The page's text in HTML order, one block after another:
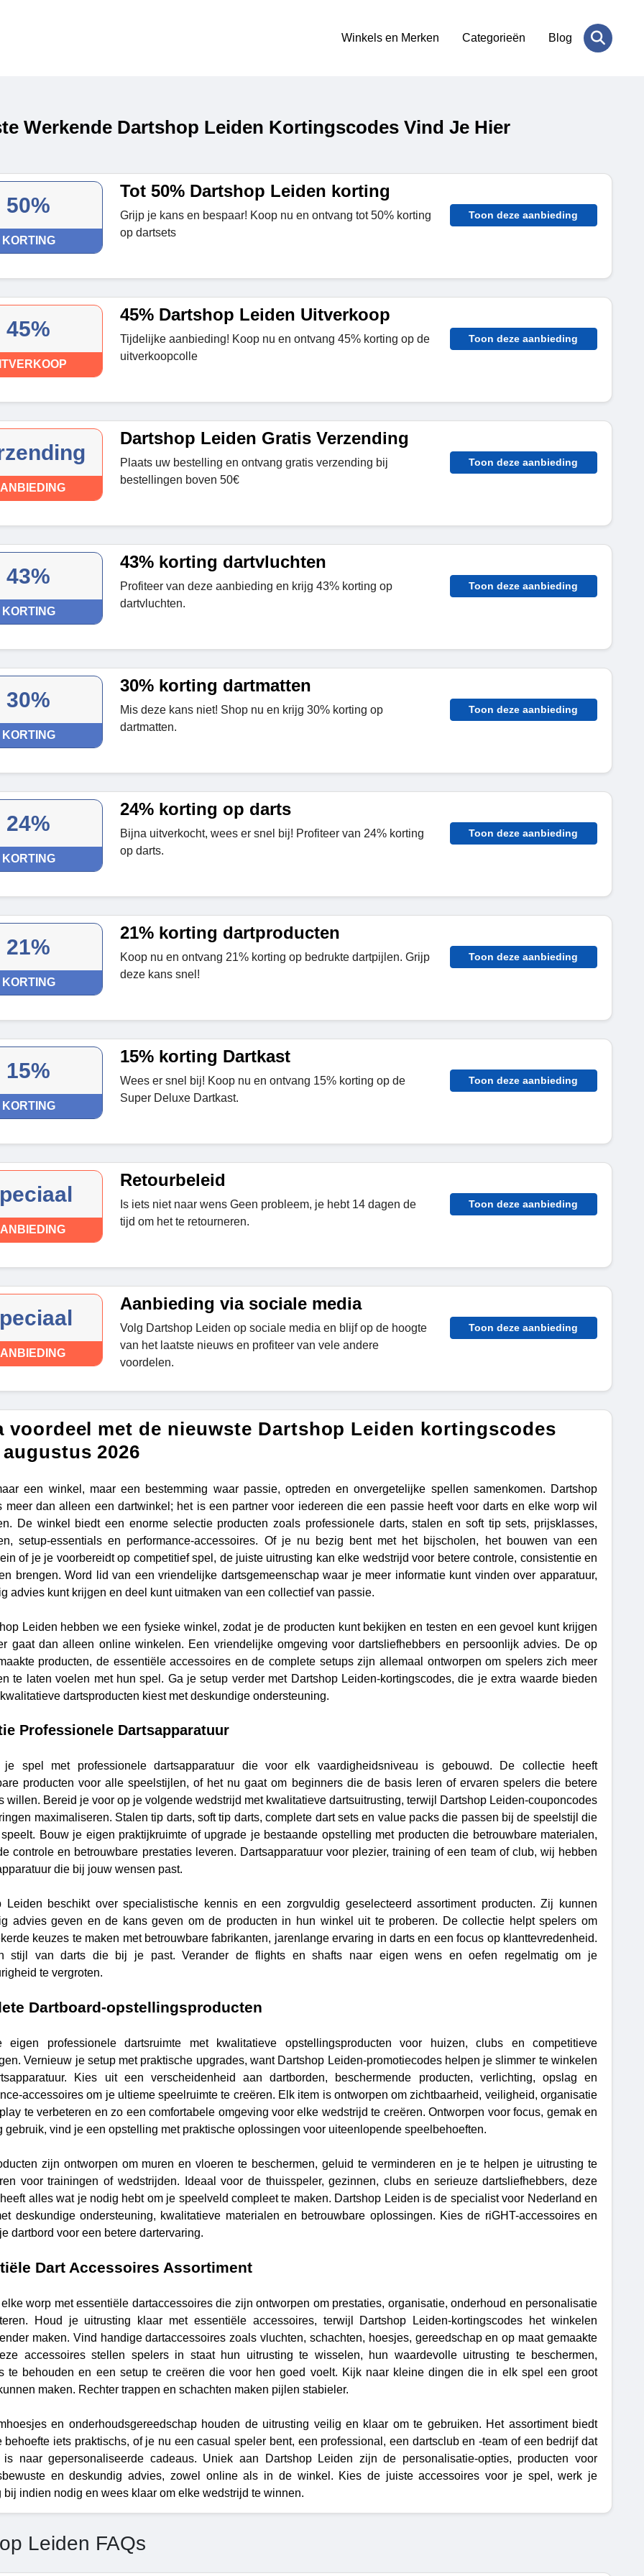
Winkels en Merken Categorieën Blog
Werkende Dartshop Leiden Kortingscodes Vind Je Hier
50%
KORTING
Tot 50% Dartshop Leiden korting
Grijp je kans en bespaar! Koop nu en ontvang tot 50% korting
op dartsets
Toon deze aanbieding
45%
45% Dartshop Leiden Uitverkoop
Tijdelijke aanbieding! Koop nu en ontvang 45% korting op de
uitverkoopcolle
Toon deze aanbieding
Dartshop Leiden Gratis Verzending
Plaats uw bestelling en ontvang gratis verzending bij
bestellingen boven 50€
Toon deze aanbieding
43%
KORTING
43% korting dartvluchten
Profiteer van deze aanbieding en krijg 43% korting op
dartvluchten.
Toon deze aanbieding
30%
KORTING
30% korting dartmatten
Mis deze kans niet! Shop nu en krijg 30% korting op
dartmatten.
Toon deze aanbieding
24%
KORTING
24% korting op darts
Bijna uitverkocht, wees er snel bij! Profiteer van 24% korting
op darts.
Toon deze aanbieding
21%
KORTING
21% korting dartproducten
Koop nu en ontvang 21% korting op bedrukte dartpijlen. Grijp
deze kans snel!
Toon deze aanbieding
15%
KORTING
15% korting Dartkast
Wees er snel bij! Koop nu en ontvang 15% korting op de
Super Deluxe Dartkast.
Toon deze aanbieding
Retourbeleid
Is iets niet naar wens Geen probleem, je hebt 14 dagen de
tijd om het te retourneren.
Toon deze aanbieding
Aanbieding via sociale media
Volg Dartshop Leiden op sociale media en blijf op de hoogte
van het laatste nieuws en profiteer van vele andere
voordelen.
Toon deze aanbieding
voordeel met de nieuwste Dartshop Leiden kortingscodes
2026
een winkel, maar een bestemming waar passie, optreden en onvergetelijke spellen samenkomen. Dartshop
meer dan alleen een dartwinkel; het is een partner voor iedereen die een passie heeft voor darts en elke worp wil
De winkel biedt een enorme selectie producten zoals professionele darts, stalen en soft tip sets, prijsklasses,
setup-essentials en performance-accessoires. Of je nu bezig bent met het bijscholen, het bouwen van een
of je je voorbereidt op competitief spel, de juiste uitrusting kan elke wedstrijd voor betere controle, consistentie en
brengen. Word lid van een vriendelijke dartsgemeenschap waar je meer informatie kunt vinden over apparatuur,
advies kunt krijgen en deel kunt uitmaken van een collectief van passie.
Leiden hebben we een fysieke winkel, zodat je de producten kunt bekijken en testen en een gevoel kunt krijgen
gaat dan alleen online winkelen. Een vriendelijke omgeving voor dartsliefhebbers en persoonlijk advies. De op
producten, de essentiële accessoires en de complete setups zijn allemaal ontworpen om spelers zich meer
te laten voelen met hun spel. Ga je setup verder met Dartshop Leiden-kortingscodes, die je extra waarde bieden
dartsproducten kiest met deskundige ondersteuning.
Professionele Dartsapparatuur
je spel met professionele dartsapparatuur die voor elk vaardigheidsniveau is gebouwd. De collectie heeft
producten voor alle speelstijlen, of het nu gaat om beginners die de basis leren of ervaren spelers die betere
willen. Bereid je voor op je volgende wedstrijd met kwalitatieve dartsuitrusting, terwijl Dartshop Leiden-couponcodes
maximaliseren. Stalen tip darts, soft tip darts, complete dart sets en value packs die passen bij de speelstijl die
Bouw je eigen praktijkruimte of upgrade je bestaande opstelling met producten die betrouwbare materialen,
controle en betrouwbare prestaties leveren. Dartsapparatuur voor plezier, training of een team of club, wij hebben
die bij jouw wensen past.
Leiden beschikt over specialistische kennis en een zorgvuldig geselecteerd assortiment producten. Zij kunnen
advies geven en de kans geven om de producten in hun winkel uit te proberen. De collectie helpt spelers om
keuzes te maken met betrouwbare fabrikanten, jarenlange ervaring in darts en een focus op klanttevredenheid.
stijl van darts die bij je past. Verander de flights en shafts naar eigen wens en oefen regelmatig om je
te vergroten.
Dartboard-opstellingsproducten
eigen professionele dartsruimte met kwalitatieve opstellingsproducten voor huizen, clubs en competitieve
Vernieuw je setup met praktische upgrades, want Dartshop Leiden-promotiecodes helpen je slimmer te winkelen
Kies uit een verscheidenheid aan dartborden, beschermende producten, verlichting, opslag en
accessoires om je ultieme speelruimte te creëren. Elk item is ontworpen om zichtbaarheid, veiligheid, organisatie
te verbeteren en zo een comfortabele omgeving voor elke wedstrijd te creëren. Ontworpen voor focus, gemak en
gebruik, vind je een opstelling met praktische oplossingen voor uiteenlopende speelbehoeften.
zijn ontworpen om muren en vloeren te beschermen, geluid te verminderen en je te helpen je uitrusting te
voor trainingen of wedstrijden. Ideaal voor de thuisspeler, gezinnen, clubs en serieuze dartsliefhebbers, deze
alles wat je nodig hebt om je speelveld compleet te maken. Dartshop Leiden is de specialist voor Nederland en
deskundige ondersteuning, kwalitatieve materialen en betrouwbare oplossingen. Kies de riGHT-accessoires en
dartbord voor een betere dartervaring.
Dart Accessoires Assortiment
worp met essentiële dartaccessoires die zijn ontworpen om prestaties, organisatie, onderhoud en personalisatie
Houd je uitrusting klaar met essentiële accessoires, terwijl Dartshop Leiden-kortingscodes het winkelen
maken. Vind handige dartaccessoires zoals vluchten, schachten, hoesjes, gereedschap en op maat gemaakte
accessoires stellen spelers in staat hun uitrusting te wisselen, hun waardevolle uitrusting te beschermen,
te behouden en een setup te creëren die voor hen goed voelt. Kijk naar kleine dingen die in elk spel een groot
maken. Rechter trappen en schachten maken pijlen stabieler.
en onderhoudsgereedschap houden de uitrusting veilig en klaar om te gebruiken. Het assortiment biedt
behoefte iets praktischs, of je nu een casual speler bent, een professional, een dartsclub en -team of een bedrijf dat
naar gepersonaliseerde cadeaus. Uniek aan Dartshop Leiden zijn de personalisatie-opties, producten voor
en deskundig advies, zowel online als in de winkel. Kies de juiste accessoires voor je spel, werk je
bij indien nodig en wees klaar om elke wedstrijd te winnen.
Leiden FAQs